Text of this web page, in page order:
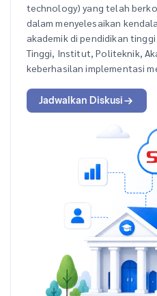
technology) yang telah
dalam menyelesaikan
akademik di pendidikan
Tinggi, Institut, Politeknik,
keberhasilan implementasi
Jadwalkan Diskusi